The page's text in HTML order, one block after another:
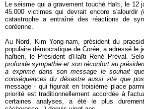
Le séisme qui a gravement touché Haïti, le 12
45.000 victimes qui devrait encore s'alourdir
catastrophe a entraîné des réactions de
coréenne.
Au Nord, Kim Yong-nam, président du
populaire démocratique de Corée, a adressé le
haïtien, le Président d'Haïti René Préval.
profonde sympathie et son réconfort au
a exprimé dans son message le souhait
conséquences du désastre aussi vite que
message - qui figurait en troisième place
priorité est traditionnellement accordée à
certaines analyses, a été le plus